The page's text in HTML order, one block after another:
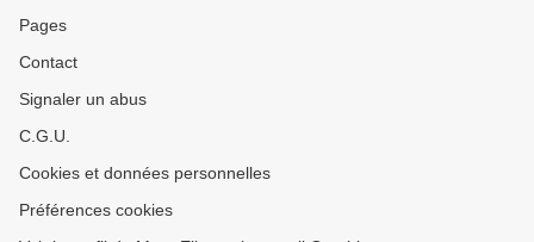
Pages
Contact
Signaler un abus
C.G.U.
Cookies et données personnelles
Préférences cookies